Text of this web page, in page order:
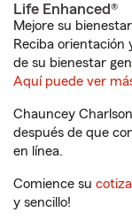
Life Enhanced®
Mejore su
Reciba orientación
de su bienestar
Aquí puede ver
Chauncey
después de que
en línea.
Comience su
y sencillo!